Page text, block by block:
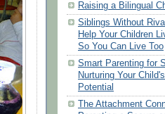
Raising a Bilingual
Siblings Without
Help Your Children
So You Can Live Too
Smart Parenting for
Nurturing Your
Potential
The Attachment